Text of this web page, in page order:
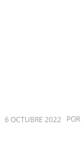
6 OCTUBRE 2022 POR